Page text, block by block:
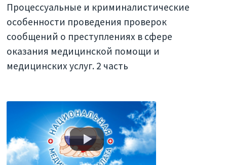
Процессуальные и криминалистические
особенности проведения проверок
сообщений о преступлениях в сфере
оказания медицинской помощи и
медицинских услуг. 2 часть